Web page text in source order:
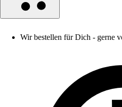
Wir bestellen für Dich - gerne